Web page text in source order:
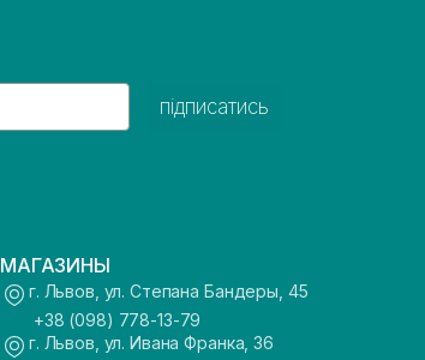
підписатись
МАГАЗИНЫ
г. Львов, ул. Степана Бандеры, 45
+38 (098) 778-13-79
г. Львов, ул. Ивана Франка, 36